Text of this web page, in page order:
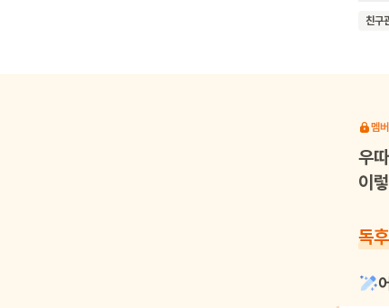
책
친구
멤
우
이
독